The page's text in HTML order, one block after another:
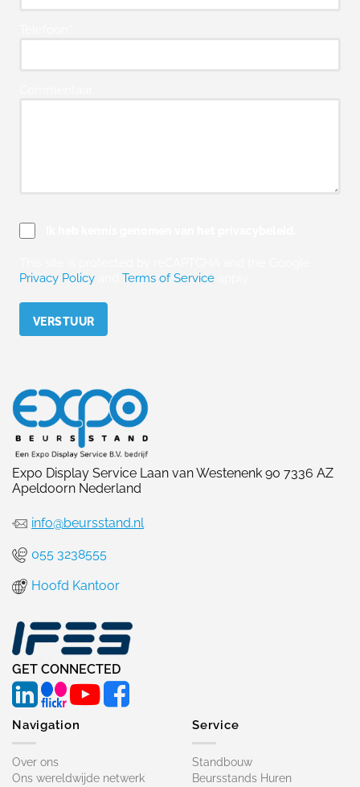
Privacy Policy
Terms of Service
Expo Display Service Laan van Westenenk 90 7336 AZ
Apeldoorn Nederland
info@beursstand.nl
055 3238555
Hoofd Kantoor
GET CONNECTED
Navigation
Over ons
Ons wereldwijde netwerk
Service
Standbouw
Beursstands Huren